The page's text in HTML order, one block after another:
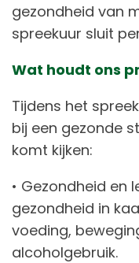
gezondheid van
spreekuur sluit
Wat houdt ons
Tijdens het
bij een gezonde
komt kijken:
• Gezondheid en
gezondheid in
voeding,
alcoholgebruik.